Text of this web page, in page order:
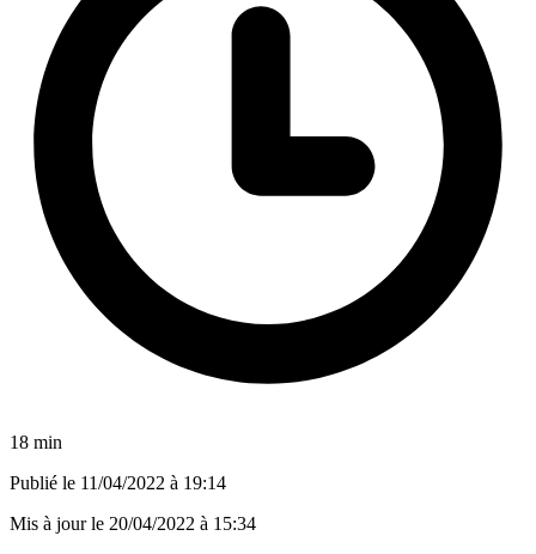
18 min
Publié le 11/04/2022 à 19:14
Mis à jour le 20/04/2022 à 15:34